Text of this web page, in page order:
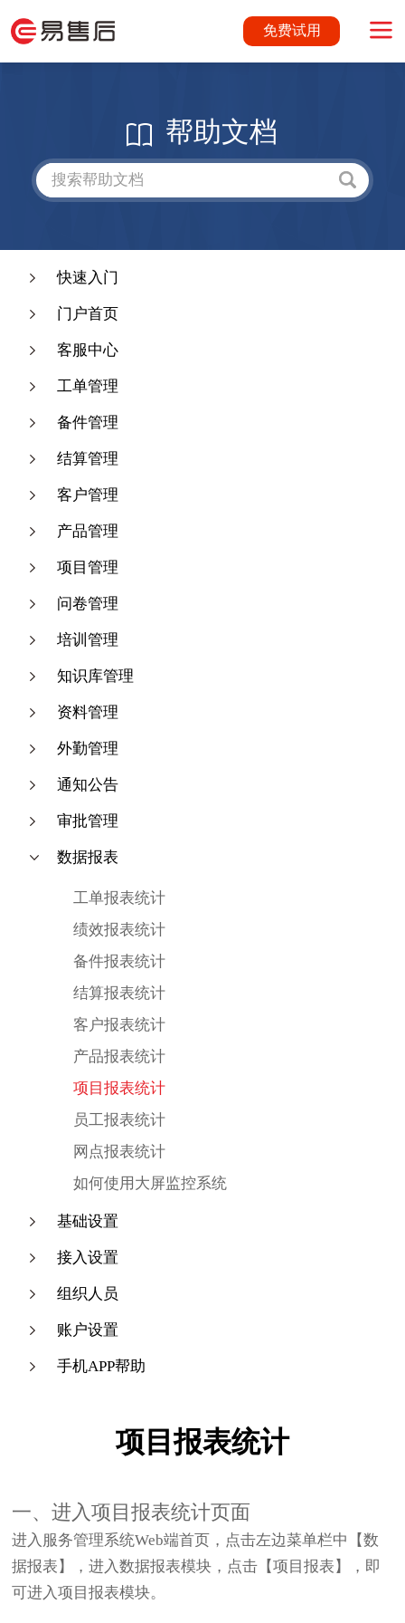
免费试用
帮助文档
快速入门
门户首页
客服中心
工单管理
备件管理
结算管理
客户管理
产品管理
项目管理
问卷管理
培训管理
知识库管理
资料管理
外勤管理
通知公告
审批管理
数据报表
工单报表统计
绩效报表统计
备件报表统计
结算报表统计
客户报表统计
产品报表统计
项目报表统计
员工报表统计
网点报表统计
如何使用大屏监控系统
基础设置
接入设置
组织人员
账户设置
手机APP帮助
项目报表统计
一、进入项目报表统计页面
进入服务管理系统Web端首页，点击左边菜单栏中【数
据报表】，进入数据报表模块，点击【项目报表】，即
可进入项目报表模块。